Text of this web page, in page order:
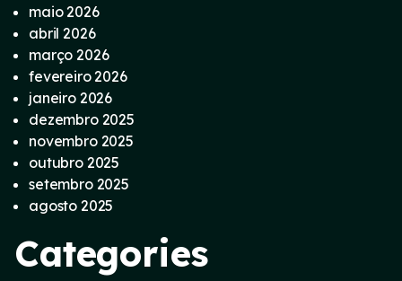
maio 2026
abril 2026
março 2026
fevereiro 2026
janeiro 2026
dezembro 2025
novembro 2025
outubro 2025
setembro 2025
agosto 2025
Categories